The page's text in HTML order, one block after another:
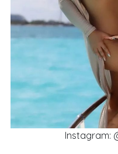
Instagram: